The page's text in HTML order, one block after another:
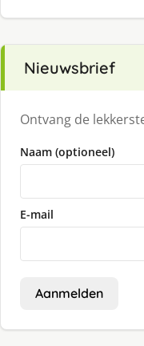
Nieuwsbrief
Ontvang de
Naam (optioneel)
E-mail
Aanmelden